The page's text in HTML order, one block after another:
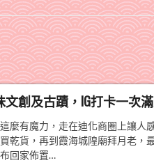
創及古蹟，IG打卡一次
麼有魔力，走在迪化商圈上讓人
乾貨，再到霞海城隍廟拜月老，
回家佈置…